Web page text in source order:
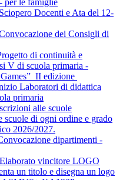
per le famiglie
Docenti e Ata del 12-
dei Consigli di
di continuità e
V di scuola primaria -
II edizione
Laboratori di didattica
primaria
alle scuole
scuole di ogni ordine e grado
2026/2027.
dipartimenti -
vincitore LOGO
un titolo e disegna un logo